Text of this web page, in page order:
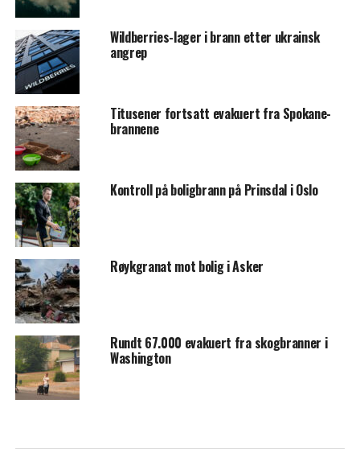
Wildberries-lager i brann etter ukrainsk
angrep
Titusener fortsatt evakuert fra Spokane-
brannene
Kontroll på boligbrann på Prinsdal i Oslo
Røykgranat mot bolig i Asker
Rundt 67.000 evakuert fra skogbranner i
Washington